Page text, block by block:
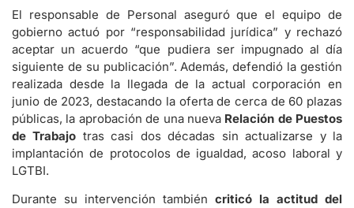
El responsable de Personal aseguró que el equipo de
gobierno actuó por “responsabilidad jurídica” y rechazó
aceptar un acuerdo “que pudiera ser impugnado al día
siguiente de su publicación”. Además, defendió la gestión
realizada desde la llegada de la actual corporación en
junio de 2023, destacando la oferta de cerca de 60 plazas
públicas, la aprobación de una nueva Relación de Puestos
de Trabajo tras casi dos décadas sin actualizarse y la
implantación de protocolos de igualdad, acoso laboral y
LGTBI.
Durante su intervención también criticó la actitud del